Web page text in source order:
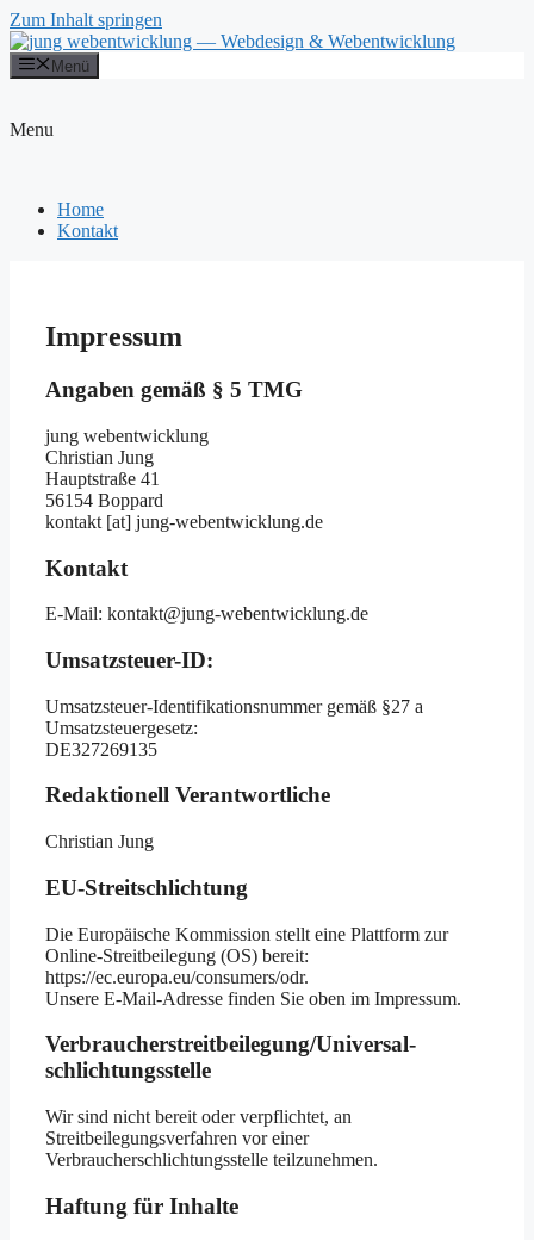
Zum Inhalt springen
Menü
Menu
Home
Kontakt
Impressum
Angaben gemäß § 5 TMG
jung webentwicklung
Christian Jung
Hauptstraße 41
56154 Boppard
kontakt [at] jung-webentwicklung.de
Kontakt
E-Mail: kontakt@jung-webentwicklung.de
Umsatzsteuer-ID:
Umsatzsteuer-Identifikationsnummer gemäß §27 a
Umsatzsteuergesetz:
DE327269135
Redaktionell Verantwortliche
Christian Jung
EU-Streitschlichtung
Die Europäische Kommission stellt eine Plattform zur
Online-Streitbeilegung (OS) bereit:
https://ec.europa.eu/consumers/odr.
Unsere E-Mail-Adresse finden Sie oben im Impressum.
Verbraucher­streit­beilegung/Universal­
schlichtungs­stelle
Wir sind nicht bereit oder verpflichtet, an
Streitbeilegungsverfahren vor einer
Verbraucherschlichtungsstelle teilzunehmen.
Haftung für Inhalte